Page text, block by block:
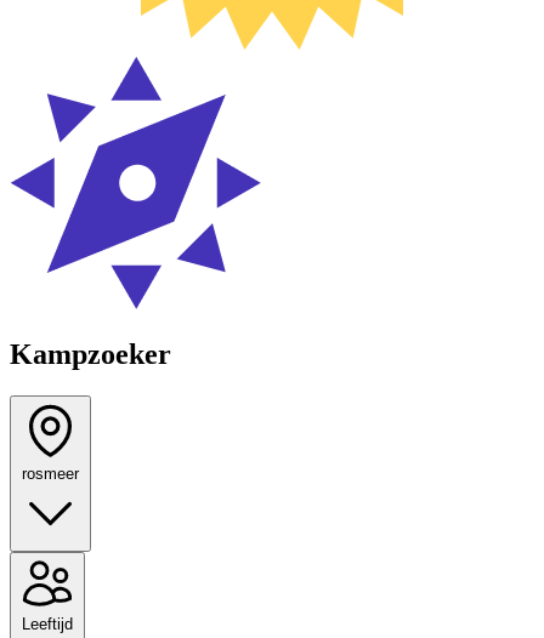
Kampzoeker
rosmeer
Leeftijd